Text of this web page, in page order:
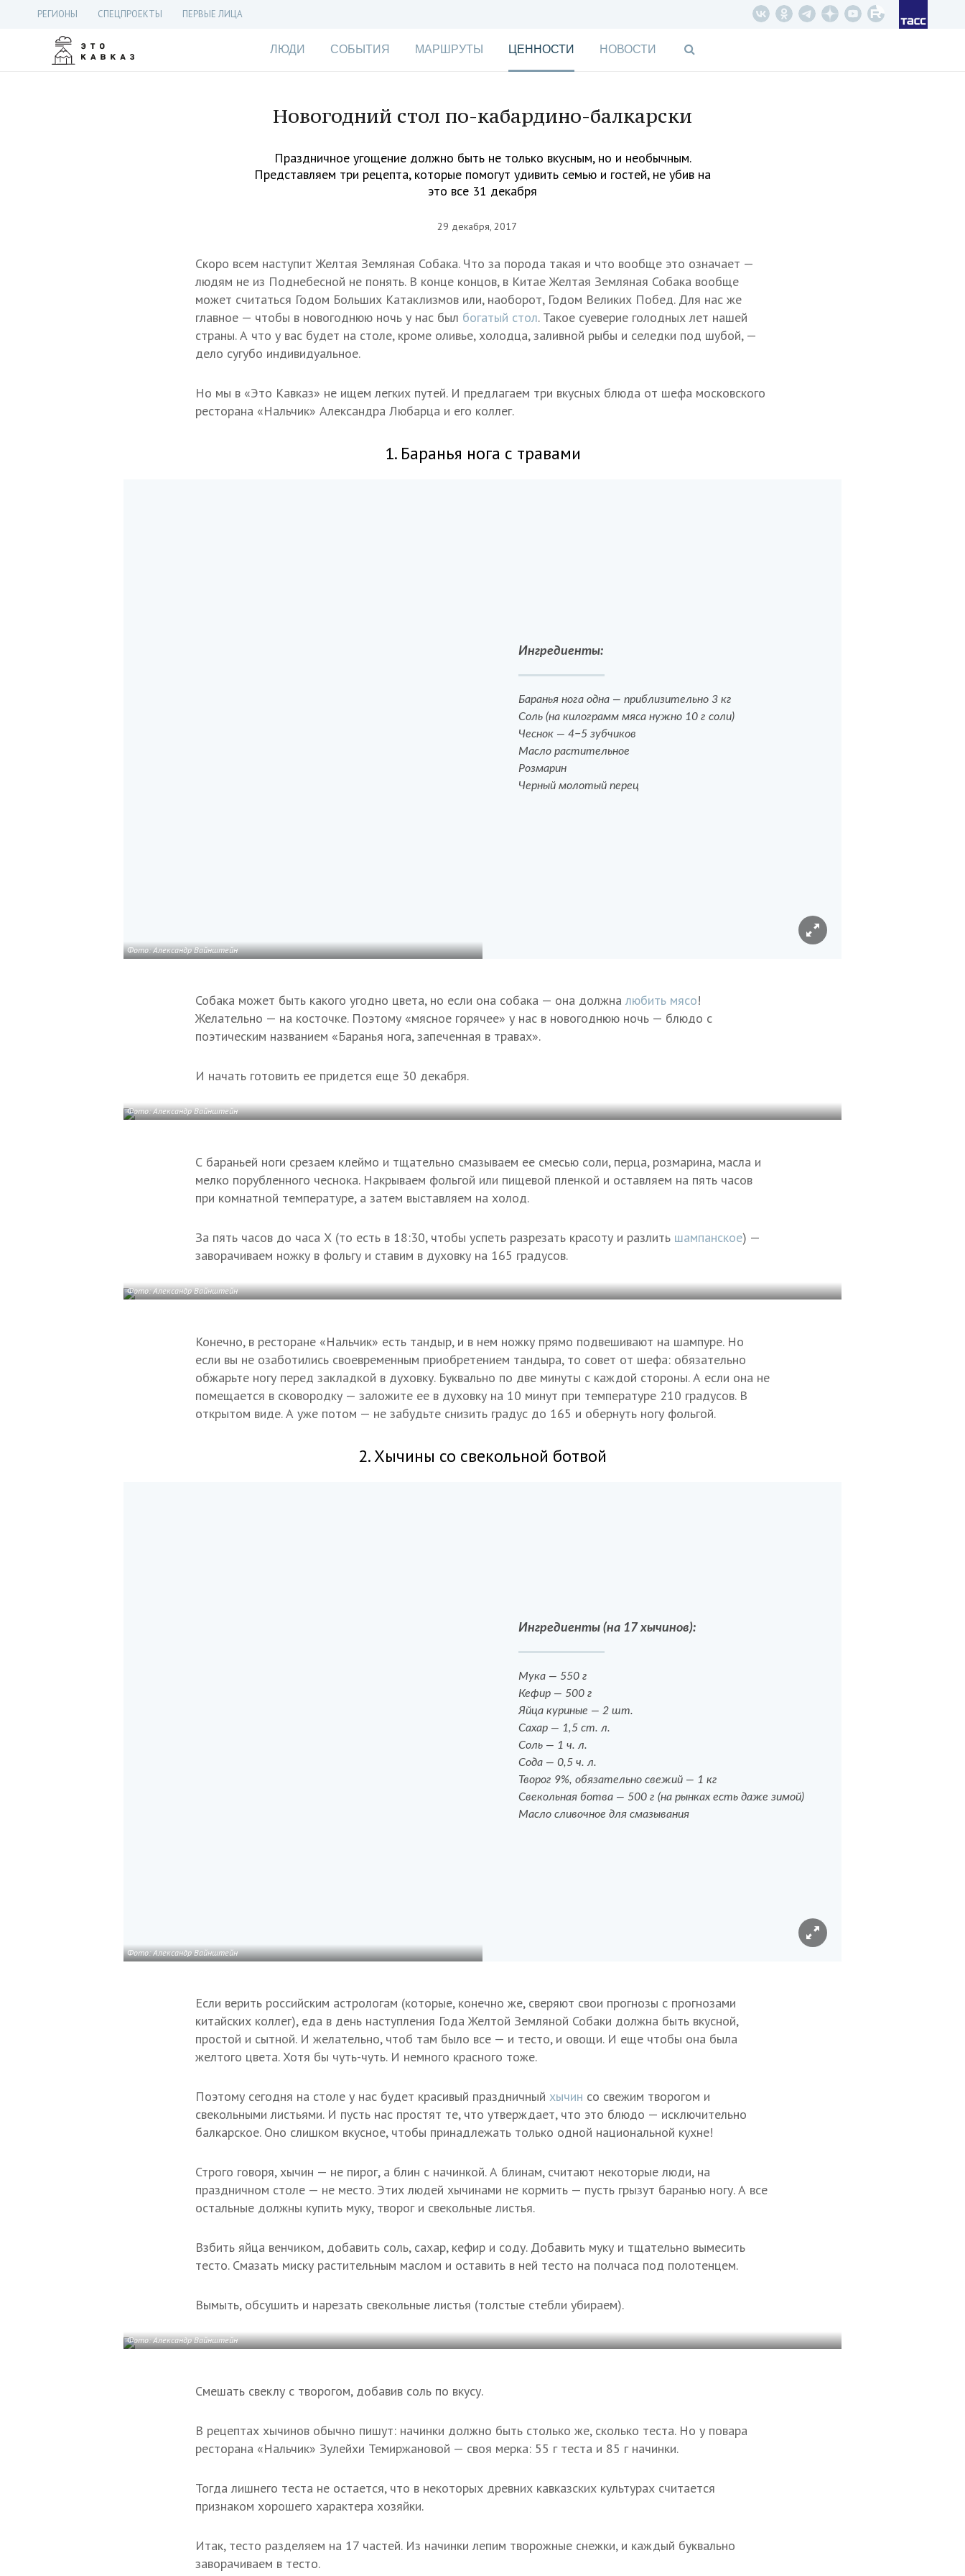
РЕГИОНЫ СПЕЦПРОЕКТЫ ПЕРВЫЕ ЛИЦА
ЛЮДИ СОБЫТИЯ МАРШРУТЫ ЦЕННОСТИ НОВОСТИ
Новогодний стол по-кабардино-балкарски
Праздничное угощение должно быть не только вкусным, но и необычным.
Представляем три рецепта, которые помогут удивить семью и гостей, не убив на
это все 31 декабря
29 декабря, 2017
Скоро всем наступит Желтая Земляная Собака. Что за порода такая и что вообще это означает —
людям не из Поднебесной не понять. В конце концов, в Китае Желтая Земляная Собака вообще
может считаться Годом Больших Катаклизмов или, наоборот, Годом Великих Побед. Для нас же
главное — чтобы в новогоднюю ночь у нас был богатый стол. Такое суеверие голодных лет нашей
страны. А что у вас будет на столе, кроме оливье, холодца, заливной рыбы и селедки под шубой, —
дело сугубо индивидуальное.
Но мы в «Это Кавказ» не ищем легких путей. И предлагаем три вкусных блюда от шефа московского
ресторана «Нальчик» Александра Любарца и его коллег.
1. Баранья нога с травами
Фото: Александр Вайнштейн
Ингредиенты:
Баранья нога одна — приблизительно 3 кг
Соль (на килограмм мяса нужно 10 г соли)
Чеснок — 4−5 зубчиков
Масло растительное
Розмарин
Черный молотый перец
Собака может быть какого угодно цвета, но если она собака — она должналюбить мясо!
Желательно — на косточке. Поэтому «мясное горячее» у нас в новогоднюю ночь — блюдо с
поэтическим названием «Баранья нога, запеченная в травах».
И начать готовить ее придется еще 30 декабря.
Фото: Александр Вайнштейн
С бараньей ноги срезаем клеймо и тщательно смазываем ее смесью соли, перца, розмарина, масла и
мелко порубленного чеснока. Накрываем фольгой или пищевой пленкой и оставляем на пять часов
при комнатной температуре, а затем выставляем на холод.
За пять часов до часа Х (то есть в 18:30, чтобы успеть разрезать красоту и разлить шампанское) —
заворачиваем ножку в фольгу и ставим в духовку на 165 градусов.
Фото: Александр Вайнштейн
Конечно, в ресторане «Нальчик» есть тандыр, и в нем ножку прямо подвешивают на шампуре. Но
если вы не озаботились своевременным приобретением тандыра, то совет от шефа: обязательно
обжарьте ногу перед закладкой в духовку. Буквально по две минуты с каждой стороны. А если она не
помещается в сковородку — заложите ее в духовку на 10 минут при температуре 210 градусов. В
открытом виде. А уже потом — не забудьте снизить градус до 165 и обернуть ногу фольгой.
2. Хычины со свекольной ботвой
Фото: Александр Вайнштейн
Ингредиенты (на 17 хычинов):
Мука — 550 г
Кефир — 500 г
Яйца куриные — 2 шт.
Сахар — 1,5 ст. л.
Соль — 1 ч. л.
Сода — 0,5 ч. л.
Творог 9%, обязательно свежий — 1 кг
Свекольная ботва — 500 г (на рынках есть даже зимой)
Масло сливочное для смазывания
Если верить российским астрологам (которые, конечно же, сверяют свои прогнозы с прогнозами
китайских коллег), еда в день наступления Года Желтой Земляной Собаки должна быть вкусной,
простой и сытной. И желательно, чтоб там было все — и тесто, и овощи. И еще чтобы она была
желтого цвета. Хотя бы чуть-чуть. И немного красного тоже.
Поэтому сегодня на столе у нас будет красивый праздничный хычин со свежим творогом и
свекольными листьями. И пусть нас простят те, что утверждает, что это блюдо — исключительно
балкарское. Оно слишком вкусное, чтобы принадлежать только одной национальной кухне!
Строго говоря, хычин — не пирог, а блин с начинкой. А блинам, считают некоторые люди, на
праздничном столе — не место. Этих людей хычинами не кормить — пусть грызут баранью ногу. А все
остальные должны купить муку, творог и свекольные листья.
Взбить яйца венчиком, добавить соль, сахар, кефир и соду. Добавить муку и тщательно вымесить
тесто. Смазать миску растительным маслом и оставить в ней тесто на полчаса под полотенцем.
Вымыть, обсушить и нарезать свекольные листья (толстые стебли убираем).
Фото: Александр Вайнштейн
Смешать свеклу с творогом, добавив соль по вкусу.
В рецептах хычинов обычно пишут: начинки должно быть столько же, сколько теста. Но у повара
ресторана «Нальчик» Зулейхи Темиржановой — своя мерка: 55 г теста и 85 г начинки.
Тогда лишнего теста не остается, что в некоторых древних кавказских культурах считается
признаком хорошего характера хозяйки.
Итак, тесто разделяем на 17 частей. Из начинки лепим творожные снежки, и каждый буквально
заворачиваем в тесто.